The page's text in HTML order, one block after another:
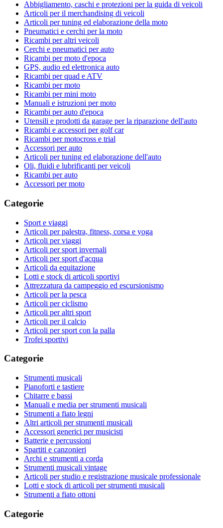
Abbigliamento, caschi e protezioni per la guida di veicoli
Articoli per il merchandising di veicoli
Articoli per tuning ed elaborazione della moto
Pneumatici e cerchi per la moto
Ricambi per altri veicoli
Cerchi e pneumatici per auto
Ricambi per moto d'epoca
GPS, audio ed elettronica auto
Ricambi per quad e ATV
Ricambi per moto
Ricambi per mini moto
Manuali e istruzioni per moto
Ricambi per auto d'epoca
Utensili e prodotti da garage per la riparazione dell'auto
Ricambi e accessori per golf car
Ricambi per motocross e trial
Accessori per auto
Articoli per tuning ed elaborazione dell'auto
Oli, fluidi e lubrificanti per veicoli
Ricambi per auto
Accessori per moto
Categorie
Sport e viaggi
Articoli per palestra, fitness, corsa e yoga
Articoli per viaggi
Articoli per sport invernali
Articoli per sport d'acqua
Articoli da equitazione
Lotti e stock di articoli sportivi
Attrezzatura da campeggio ed escursionismo
Articoli per la pesca
Articoli per ciclismo
Articoli per altri sport
Articoli per il calcio
Articoli per sport con la palla
Trofei sportivi
Categorie
Strumenti musicali
Pianoforti e tastiere
Chitarre e bassi
Manuali e media per strumenti musicali
Strumenti a fiato legni
Altri articoli per strumenti musicali
Accessori generici per musicisti
Batterie e percussioni
Spartiti e canzonieri
Archi e strumenti a corda
Strumenti musicali vintage
Articoli per studio e registrazione musicale professionale
Lotti e stock di articoli per strumenti musicali
Strumenti a fiato ottoni
Categorie